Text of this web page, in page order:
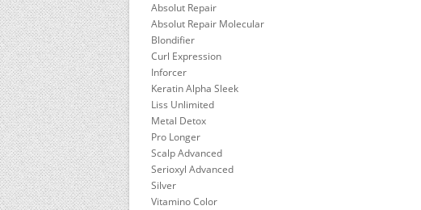
Absolut Repair
Absolut Repair Molecular
Blondifier
Curl Expression
Inforcer
Keratin Alpha Sleek
Liss Unlimited
Metal Detox
Pro Longer
Scalp Advanced
Serioxyl Advanced
Silver
Vitamino Color